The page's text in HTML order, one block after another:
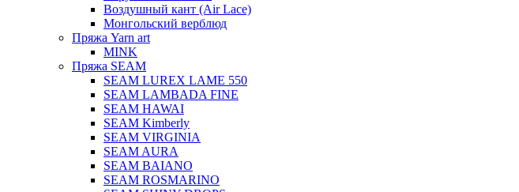
Воздушный кант (Air Lace)
Монгольский верблюд
Пряжа Yarn art
MINK
Пряжа SEAM
SEAM LUREX LAME 550
SEAM LAMBADA FINE
SEAM HAWAI
SEAM Kimberly
SEAM VIRGINIA
SEAM AURA
SEAM BAIANO
SEAM ROSMARINO